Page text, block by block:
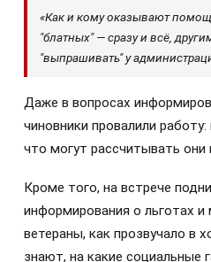
«Как и кому оказывают
"блатных" — сразу и всё,
"выпрашивать" у
Даже в вопросах
чиновники провалили
что могут рассчитывать они
Кроме того, на встрече
информирования о льготах
ветераны, как прозвучало в
знают, на какие социальные